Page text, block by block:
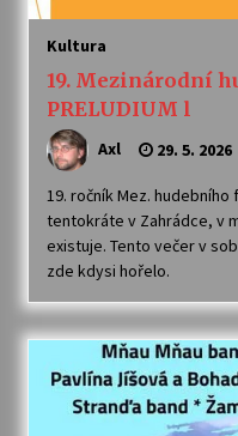
Kultura
19. Mezinárodní
PRELUDIUM l
Axl 29. 5. 2026
19. ročník Mez.
tentokráte v Zahrádce, v
existuje. Tento večer v
zde kdysi hořelo.